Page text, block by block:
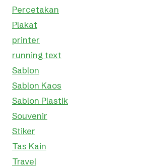
Percetakan
Plakat
printer
running text
Sablon
Sablon Kaos
Sablon Plastik
Souvenir
Stiker
Tas Kain
Travel